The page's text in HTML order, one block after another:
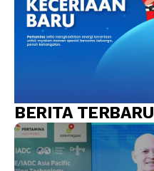
BERITA TERBARU